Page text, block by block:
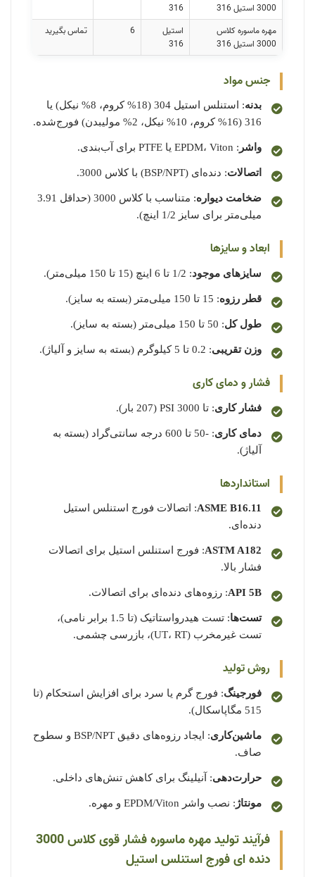
3000 استیل 316
316
مهره ماسوره کلاس
3000 استیل 316
استیل
316
6 تماس بگیرید
جنس مواد
بدنه
: استنلس استیل 304 (18% کروم، 8% نیکل) یا
316 (16% کروم، 10% نیکل، 2% مولیبدن) فورج‌شده.
واشر : EPDM، Viton یا PTFE برای آب‌بندی.
اتصالات: دنده‌ای (BSP/NPT) با کلاس 3000.
ضخامت دیواره
: متناسب با کلاس 3000 (حداقل 3.91
میلی‌متر برای سایز 1/2 اینچ).
ابعاد و سایزها
سایزهای موجود: 1/2 تا 6 اینچ (15 تا 150 میلی‌متر).
قطر رزوه: 15 تا 150 میلی‌متر (بسته به سایز).
طول کل: 50 تا 150 میلی‌متر (بسته به سایز).
وزن تقریبی: 0.2 تا 5 کیلوگرم (بسته به سایز و آلیاژ).
فشار و دمای کاری
فشار کاری: تا 3000 PSI (207 بار).
دمای کاری
: -50 تا 600 درجه سانتی‌گراد (بسته به
آلیاژ).
استانداردها
ASME B16.11: اتصالات فورج استنلس استیل
دنده‌ای.
ASTM A182: فورج استنلس استیل برای اتصالات
فشار بالا.
API 5B: رزوه‌های دنده‌ای برای اتصالات.
تست‌ها
: تست هیدرواستاتیک (تا 1.5 برابر نامی)،
تست غیرمخرب (UT، RT)، بازرسی چشمی.
روش تولید
فورجینگ: فورج گرم یا سرد برای افزایش استحکام (تا
515 مگاپاسکال).
ماشین‌کاری
: ایجاد رزوه‌های دقیق BSP/NPT و سطوح
صاف.
حرارت‌دهی: آنیلینگ برای کاهش تنش‌های داخلی.
مونتاژ : نصب واشر EPDM/Viton و مهره.
فرآیند تولید مهره ماسوره فشار قوی کلاس 3000
دنده ای فورج استنلس استیل